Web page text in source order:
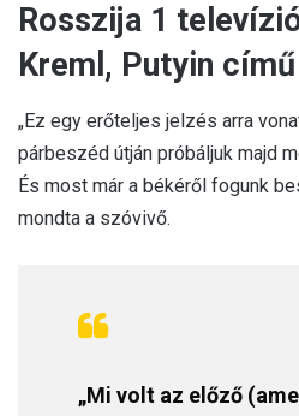
Rosszija 1
Kreml, Putyin
„Ez egy erőteljes jelzés arra
párbeszéd útján próbáljuk majd
És most már a békéről fogunk
mondta a szóvivő.
„Mi volt az előző